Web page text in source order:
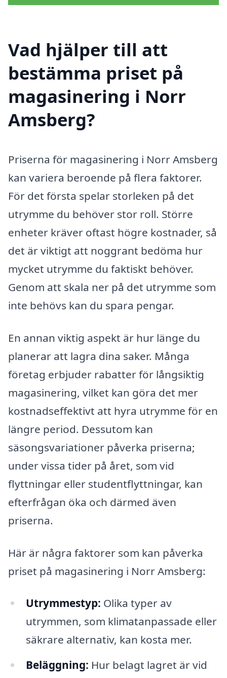
Vad hjälper till att
bestämma priset på
magasinering i Norr
Amsberg?
Priserna för magasinering i Norr Amsberg
kan variera beroende på flera faktorer.
För det första spelar storleken på det
utrymme du behöver stor roll. Större
enheter kräver oftast högre kostnader, så
det är viktigt att noggrant bedöma hur
mycket utrymme du faktiskt behöver.
Genom att skala ner på det utrymme som
inte behövs kan du spara pengar.
En annan viktig aspekt är hur länge du
planerar att lagra dina saker. Många
företag erbjuder rabatter för långsiktig
magasinering, vilket kan göra det mer
kostnadseffektivt att hyra utrymme för en
längre period. Dessutom kan
säsongsvariationer påverka priserna;
under vissa tider på året, som vid
flyttningar eller studentflyttningar, kan
efterfrågan öka och därmed även
priserna.
Här är några faktorer som kan påverka
priset på magasinering i Norr Amsberg:
Utrymmestyp: Olika typer av
utrymmen, som klimatanpassade eller
säkrare alternativ, kan kosta mer.
Beläggning: Hur belagt lagret är vid